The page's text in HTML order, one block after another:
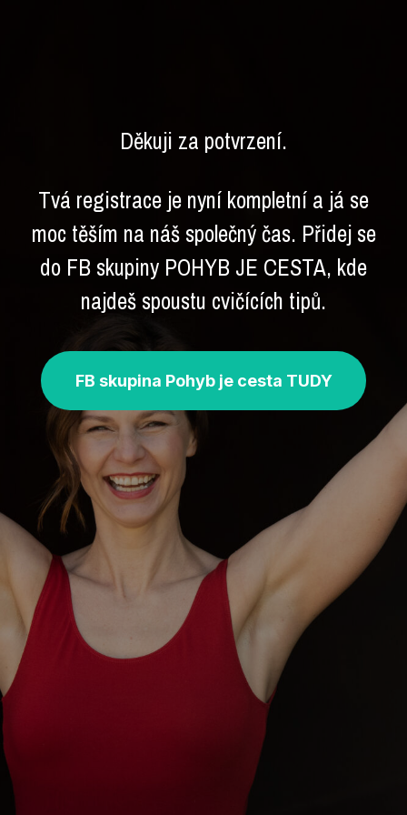
Děkuji za potvrzení.
Tvá registrace je nyní kompletní a já se
moc těším na náš společný čas. Přidej se
do FB skupiny POHYB JE CESTA, kde
najdeš spoustu cvičících tipů.
FB skupina Pohyb je cesta TUDY